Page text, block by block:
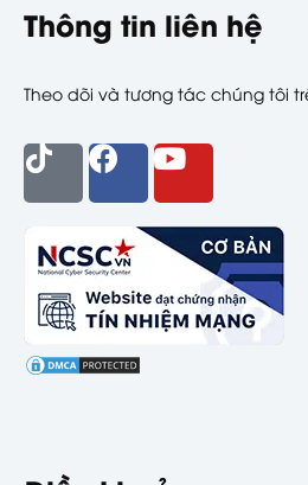
Thông tin liên hệ
Theo dõi và tương tác chúng tôi